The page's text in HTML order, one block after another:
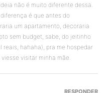
não é muito diferente dessa.
é que antes do
um apartamento, decoraria
sem budget, sabe, do jeitinho
reais, hahaha), pra me hospedar
visitar minha mãe.
RESPONDER